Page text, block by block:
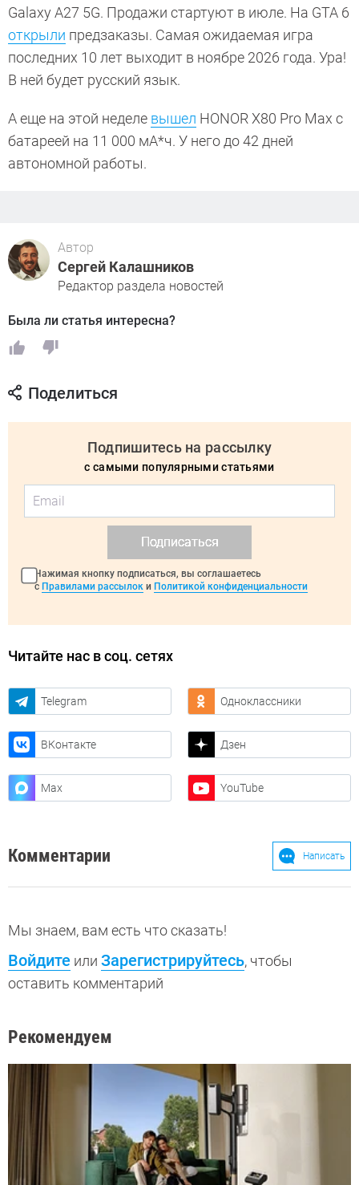
Galaxy A27 5G. Продажи стартуют в июле. На GTA 6
открыли предзаказы. Самая ожидаемая игра
последних 10 лет выходит в ноябре 2026 года. Ура!
В ней будет русский язык.
А еще на этой неделе вышел HONOR X80 Pro Max с
батареей на 11 000 мА*ч. У него до 42 дней
автономной работы.
Автор
Сергей Калашников
Редактор раздела новостей
Была ли статья интересна?
Поделиться
Подпишитесь на рассылку
с самыми популярными статьями
Подписаться
Нажимая кнопку подписаться, вы соглашаетесь
с Правилами рассылок и Политикой конфиденциальности
Читайте нас в соц. сетях
Telegram Одноклассники
ВКонтакте Дзен
Max YouTube
Комментарии Написать
Мы знаем, вам есть что сказать!
Войдите или Зарегистрируйтесь, чтобы
оставить комментарий
Рекомендуем